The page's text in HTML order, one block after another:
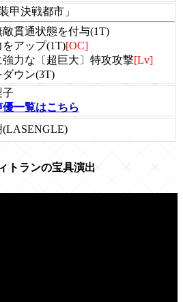
甲決戦都市」
敵貫通状態を付与(1T)
アップ(1T)[OC]
強力な〔超巨大〕特攻攻撃[Lv]
ダウン(3T)
子
一覧はこちら
トランの宝具演出